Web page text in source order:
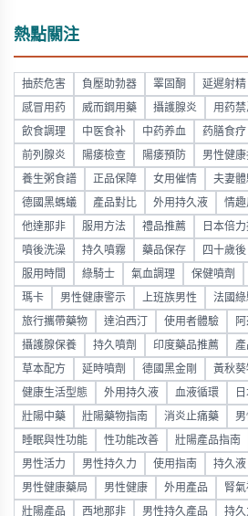
熱點關注
抽菸危害 負壓助勃器 睪固酮 延遲射精
感冒用药 威而鋼用藥 攝護腺炎 用药禁
飲食調理 中医食补 中药养血 药膳食疗
前列腺炎 陽痿檢查 陽痿預防 男性健康
養生粥食譜 正品保障 女用催情 夫妻體
德國黑螞蟻 產品對比 外用持久液 情趣
他達那非 服用方法 禮品推薦 日本倍
噴後洗澡 持久噴霧 藥品保存 四十歲後
服用時間 綠騎士 氣血調理 保健噴劑
瑪卡 男性健康警示 上班族男性 法國
旅行攜帶藥物 達泊西汀 使用者體驗
攝護腺保養 持久噴劑 印度藥品推薦
草本配方 延時噴劑 德國黑金剛 黃秋葵
健康生活型態 外用持久液 血液循環
壯陽中藥 壯陽藥物指南 消炎止痛藥
睡眠與性功能 性功能改善 壯陽產品指南
男性活力 男性持久力 使用指南 持久液
男性健康藥局 男性健康 外用產品 腎
壯陽產品 西地那非 男性持久產品 持久